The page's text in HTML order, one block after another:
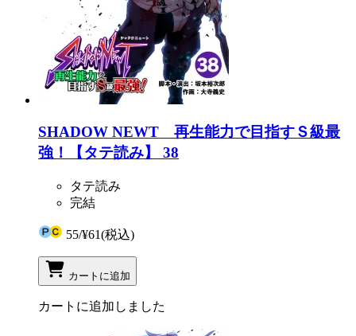
SHADOW NEWT 再生能力で目指すＳ級最
強！【タテ読み】 38
タテ読み
完結
55/¥61(税込)
カートに追加
カートに追加しました